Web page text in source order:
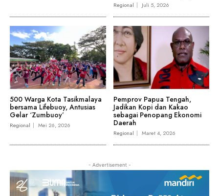
Regional Juli 5, 2026
500 Warga Kota Tasikmalaya
bersama Lifebuoy, Antusias
Gelar ‘Zumbuoy’
Regional Mei 26, 2026
Pemprov Papua Tengah,
Jadikan Kopi dan Kakao
sebagai Penopang Ekonomi
Daerah
Regional Maret 4, 2026
- Advertisement -